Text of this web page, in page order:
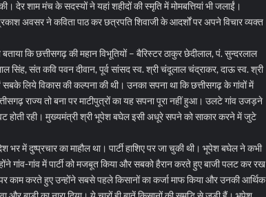
देर शाम मंच के सदस्यों ने यहां शहीदों की स्मृति में मोमबत्तियां भी जलाईं।
अवसर ने कविता पाठ कर छत्रपति शिवाजी के आदर्शों पर अपने विचार व्यक्त
कि छत्तीसगढ़ की महान विभूतियों – बैरिस्टर ठाकुर छेदीलाल, पं. सुन्दरलाल
सिंह, संत कवि पवन दीवान, पूर्व सांसद स्व. श्री चंदूलाल चंद्राकर, दाऊ स्व. श्री
लिये विकास की कल्पना की थी। उनका सपना था कि छत्तीसगढ़ के गांवों में
राज्य तो बना पर माटीपुत्रों का यह सपना पूरा नहीं हुआ। उलटे गांव उजड़ने
होती रही। मुख्यमंत्री श्री भूपेश बघेल इसी अधूरे सपने को साकार करने में जुटे
में दुष्प्रचार का माहौल था। पार्टी हाशिए पर जा चुकी थी। भूपेश बघेल ने कभी
गांव-गांव में पार्टी को मजबूत किया और सबको हैरान करते हुए बाजी पलट कर रख
काम करते हुए उन्होंने सबसे पहले किसानों का कर्जा माफ किया और उनकी आर्थिक